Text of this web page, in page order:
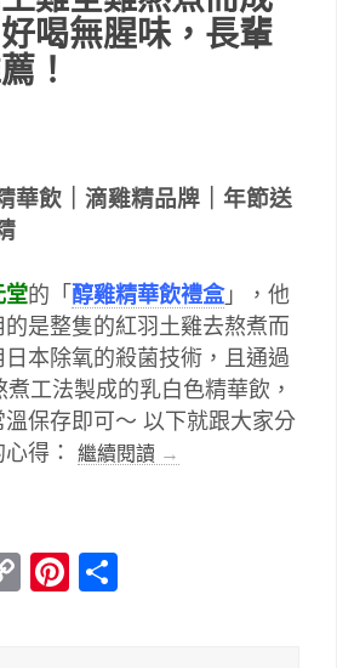
喝無腥味，長輩
！
華飲｜ 滴雞精品牌｜年節送
堂的「 醇雞精華飲禮盒」，他
是整隻的紅羽土雞去熬煮而
本除氧的殺菌技術，且通過
工法製成的乳白色精華飲，
保存即可～ 以下就跟大家分
得： 繼續閱讀 →
CopyPinterest